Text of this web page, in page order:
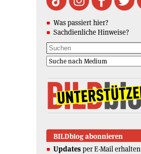
Was passiert hier?
Sachdienliche Hinweise?
BILDblog abonnieren
Updates per E-Mail erhalten